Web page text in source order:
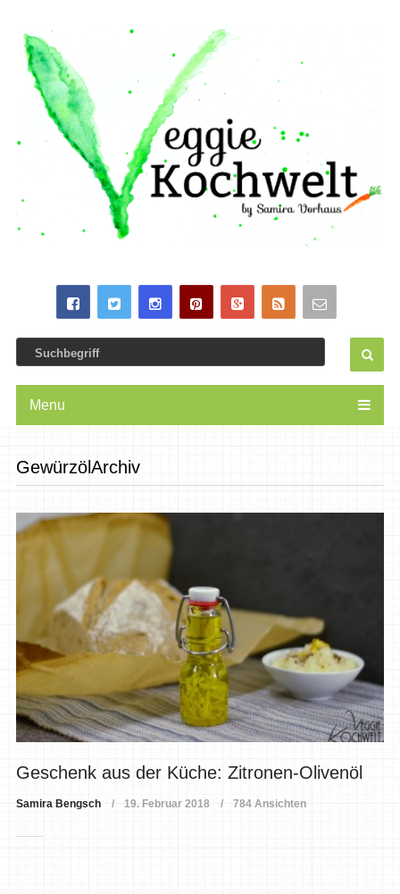
Menu
GewürzölArchiv
Geschenk aus der Küche: Zitronen-Olivenöl
Samira Bengsch 19. Februar 2018 784 Ansichten